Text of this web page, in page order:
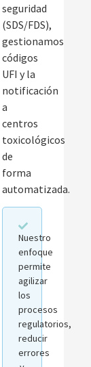
seguridad
(SDS/FDS),
gestionamos
códigos
UFI y la
notificación
a
centros
toxicológicos
de
forma
automatizada.
Nuestro
enfoque
permite
agilizar
los
procesos
regulatorios,
reducir
errores